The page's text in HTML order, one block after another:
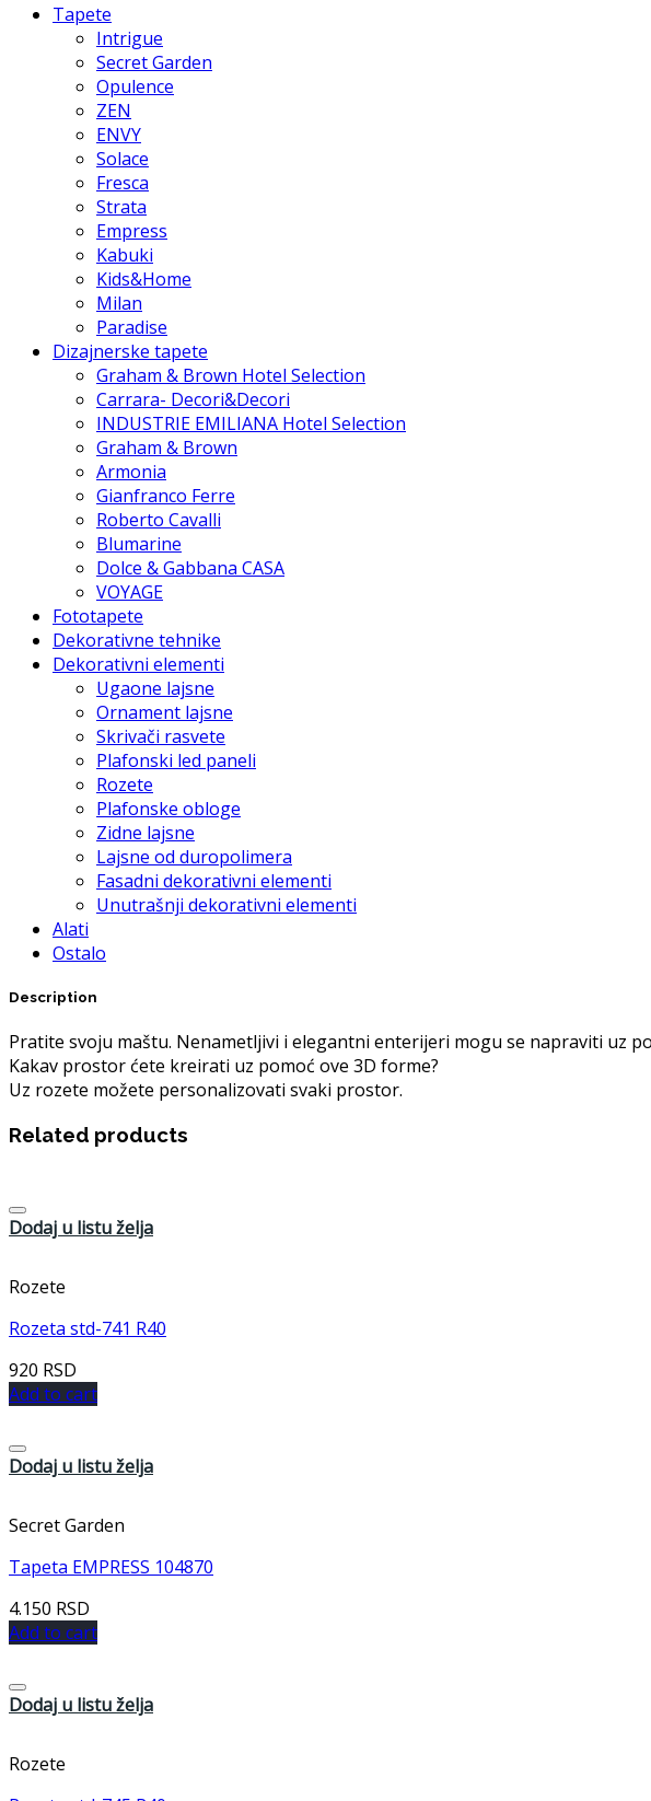
Tapete
Intrigue
Secret Garden
Opulence
ZEN
ENVY
Solace
Fresca
Strata
Empress
Kabuki
Kids&Home
Milan
Paradise
Dizajnerske tapete
Graham & Brown Hotel Selection
Carrara- Decori&Decori
INDUSTRIE EMILIANA Hotel Selection
Graham & Brown
Armonia
Gianfranco Ferre
Roberto Cavalli
Blumarine
Dolce & Gabbana CASA
VOYAGE
Fototapete
Dekorativne tehnike
Dekorativni elementi
Ugaone lajsne
Ornament lajsne
Skrivači rasvete
Plafonski led paneli
Rozete
Plafonske obloge
Zidne lajsne
Lajsne od duropolimera
Fasadni dekorativni elementi
Unutrašnji dekorativni elementi
Alati
Ostalo
Description
Pratite svoju maštu. Nenametljivi i elegantni enterijeri mogu se napraviti uz
Kakav prostor ćete kreirati uz pomoć ove 3D forme?
Uz rozete možete personalizovati svaki prostor.
Related products
Dodaj u listu želja
Rozete
Rozeta std-741 R40
920 RSD
Add to cart
Dodaj u listu želja
Secret Garden
Tapeta EMPRESS 104870
4.150 RSD
Add to cart
Dodaj u listu želja
Rozete